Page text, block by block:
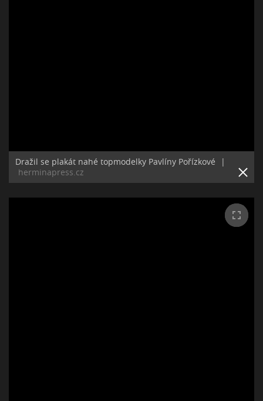
Dražil se plakát nahé topmodelky Pavlíny Pořízkové
|
herminapress.cz